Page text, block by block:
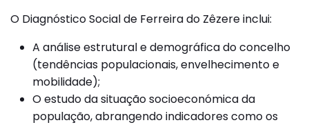
O Diagnóstico Social de Ferreira do Zêzere inclui:
A análise estrutural e demográfica do concelho
(tendências populacionais, envelhecimento e
mobilidade);
O estudo da situação socioeconómica da
população, abrangendo indicadores como os